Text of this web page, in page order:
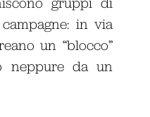
in via
un “blocco”
neppure da un